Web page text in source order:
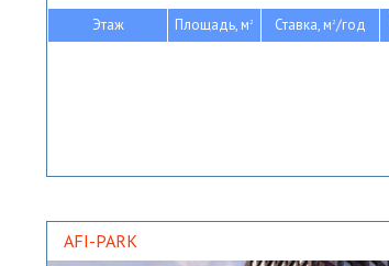
Этаж Площадь, м2 Ставка, м2/год
AFI-PARK